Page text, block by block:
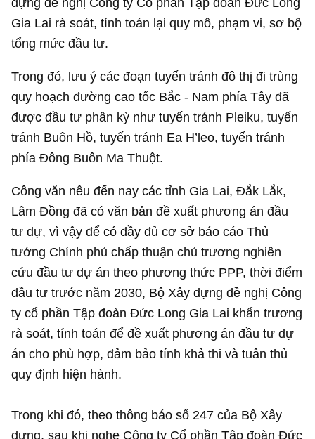
Gia Lai rà soát, tính toán lại quy mô, phạm vi, sơ bộ
tổng mức đầu tư.
Trong đó, lưu ý các đoạn tuyến tránh đô thị đi trùng
quy hoạch đường cao tốc Bắc - Nam phía Tây đã
được đầu tư phân kỳ như tuyến tránh Pleiku, tuyến
tránh Buôn Hồ, tuyến tránh Ea H’leo, tuyến tránh
phía Đông Buôn Ma Thuột.
Công văn nêu đến nay các tỉnh Gia Lai, Đắk Lắk,
Lâm Đồng đã có văn bản đề xuất phương án đầu
tư dự, vì vậy để có đầy đủ cơ sở báo cáo Thủ
tướng Chính phủ chấp thuận chủ trương nghiên
cứu đầu tư dự án theo phương thức PPP, thời điểm
đầu tư trước năm 2030, Bộ Xây dựng đề nghị Công
ty cổ phần Tập đoàn Đức Long Gia Lai khẩn trương
rà soát, tính toán để đề xuất phương án đầu tư dự
án cho phù hợp, đảm bảo tính khả thi và tuân thủ
quy định hiện hành.
Trong khi đó, theo thông báo số 247 của Bộ Xây
dựng, sau khi nghe Công ty Cổ phần Tập đoàn Đức